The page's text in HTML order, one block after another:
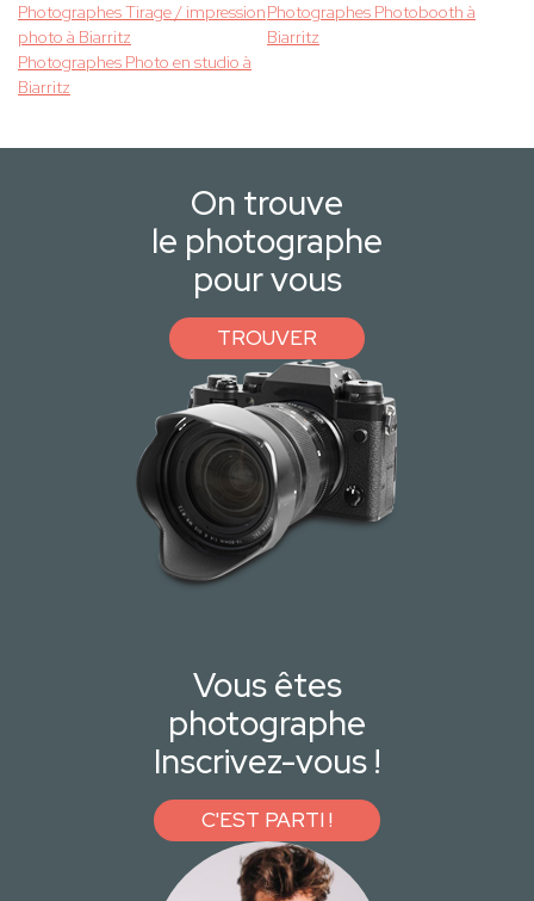
Photographes Tirage / impression
photo à Biarritz
Photographes Photobooth à
Biarritz
Photographes Photo en studio à
Biarritz
On trouve
le photographe
pour vous
TROUVER
Vous êtes
photographe
Inscrivez-vous !
C'EST PARTI !